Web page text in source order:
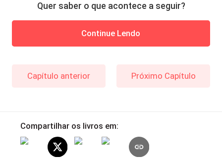
Quer saber o que acontece a seguir?
Continue Lendo
Capítulo anterior Próximo Capítulo
Compartilhar os livros em: